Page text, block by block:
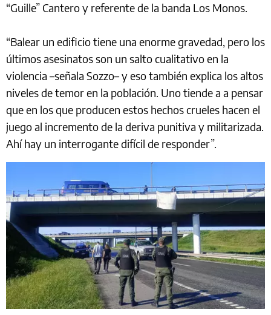
“Guille” Cantero y referente de la banda Los Monos.
“Balear un edificio tiene una enorme gravedad, pero los
últimos asesinatos son un salto cualitativo en la
violencia –señala Sozzo– y eso también explica los altos
niveles de temor en la población. Uno tiende a a pensar
que en los que producen estos hechos crueles hacen el
juego al incremento de la deriva punitiva y militarizada.
Ahí hay un interrogante difícil de responder”.